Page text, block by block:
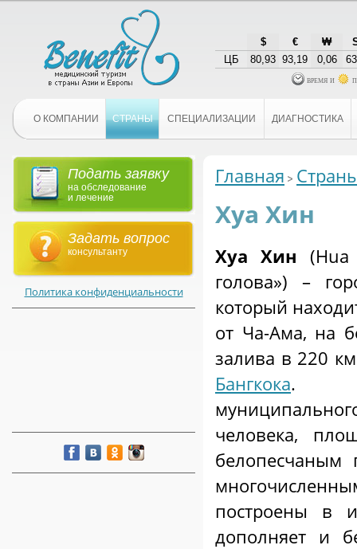
$ € ₩
ЦБ
80,93 93,19 0,06
время и
О КОМПАНИИ СТРАНЫ СПЕЦИАЛИЗАЦИИ ДИАГНОСТИКА
Подать заявку
на обследование
и лечение
Задать вопрос
консультанту
Политика конфиденциальности
Главная
Хуа Хин
Хуа Хин (Hua
голова») –
который
от Ча-Ама, на
залива в 220
Бангкока.
человека,
построены в
дополняет и